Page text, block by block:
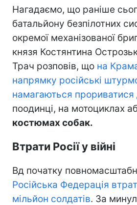
Нагадаємо, що раніше
батальйону безпілотних
окремої механізованої
князя Костянтина
Трач розповів, що на
напрямку російські
намагаються прориватися
поодинці, на мотоциклах
костюмах собак.
Втрати Росії у війні
Вд початку
Російська Федерація
мільйон солдатів. За